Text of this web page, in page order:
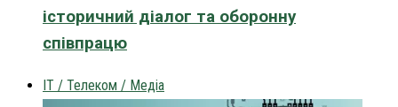
історичний діалог та оборонну
співпрацю
IT / Телеком / Медіа